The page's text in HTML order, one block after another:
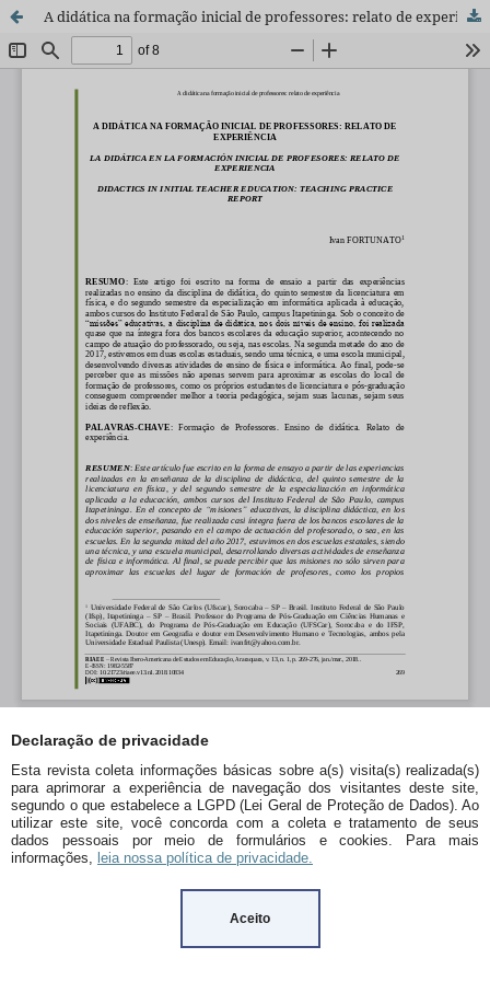
Declaração de privacidade
Esta revista coleta informações básicas sobre a(s) visita(s) realizada(s)
para aprimorar a experiência de navegação dos visitantes deste site,
segundo o que estabelece a LGPD (Lei Geral de Proteção de Dados). Ao
utilizar este site, você concorda com a coleta e tratamento de seus
dados pessoais por meio de formulários e cookies. Para mais
informações, leia nossa política de privacidade.
Aceito
A didática na formação inicial de professores: relato de experiência